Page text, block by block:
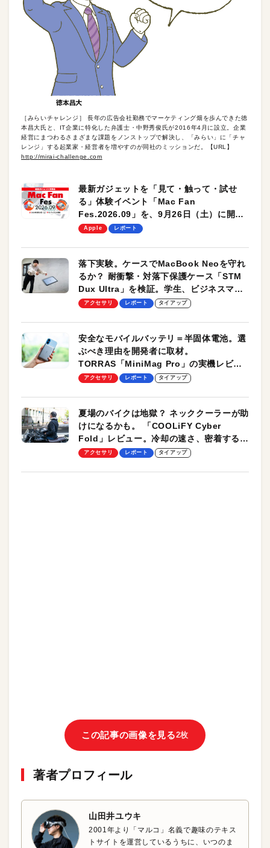
［みらいチャレンジ］ 長年の広告会社勤務でマーケティング畑を歩んできた徳
本昌大氏と、IT企業に特化した弁護士・中野秀俊氏が2016年4月に設立。企業
経営にまつわるさまざまな課題をノンストップで解決し、「みらい」に「チャ
レンジ」する起業家・経営者を増やすのが同社のミッションだ。【URL】
http://mirai-challenge.com
最新ガジェットを「見て・触って・試せ
る」体験イベント「Mac Fan
Fes.2026.09」を、9月26日（土）に開催
します！
Apple レポート
落下実験。ケースでMacBook Neoを守れ
るか？ 耐衝撃・対落下保護ケース「STM
Dux Ultra」を検証。学生、ビジネスマン
のモバイルユースに最適！
アクセサリ レポート タイアップ
安全なモバイルバッテリ＝半固体電池。選
ぶべき理由を開発者に取材。
TORRAS「MiniMag Pro」の実機レビュ
ーも
アクセサリ レポート タイアップ
夏場のバイクは地獄？ ネッククーラーが助
けになるかも。 「COOLiFY Cyber
Fold」レビュー。冷却の速さ、密着する冷
却プレート、シンプルな操作性がグッド！
アクセサリ レポート タイアップ
この記事の画像を見る2枚
著者プロフィール
山田井ユウキ
2001年より「マルコ」名義で趣味のテキス
トサイトを運営しているうちに、いつのま